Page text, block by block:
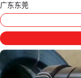
广东东莞